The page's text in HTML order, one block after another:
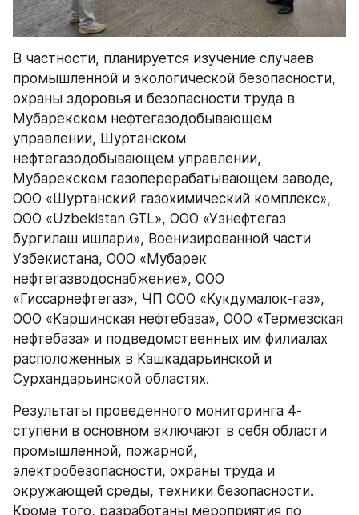
В частности, планируется изучение случаев
промышленной и экологической безопасности,
охраны здоровья и безопасности труда в
Мубарекском нефтегазодобывающем
управлении, Шуртанском
нефтегазодобывающем управлении,
Мубарекском газоперерабатывающем заводе,
ООО «Шуртанский газохимический комплекс»,
ООО «Uzbekistan GTL», ООО «Узнефтегаз
бургилаш ишлари», Военизированной части
Узбекистана, ООО «Мубарек
нефтегазводоснабжение», ООО
«Гиссарнефтегаз», ЧП ООО «Кукдумалок-газ»,
ООО «Каршинская нефтебаза», ООО «Термезская
нефтебаза» и подведомственных им филиалах
расположенных в Кашкадарьинской и
Сурхандарьинской областях.
Результаты проведенного мониторинга 4-
ступени в основном включают в себя области
промышленной, пожарной,
электробезопасности, охраны труда и
окружающей среды, техники безопасности.
Кроме того, разработаны мероприятия по